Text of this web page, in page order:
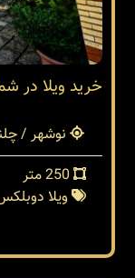
خرید ویلا در
نوشهر /
ویلا